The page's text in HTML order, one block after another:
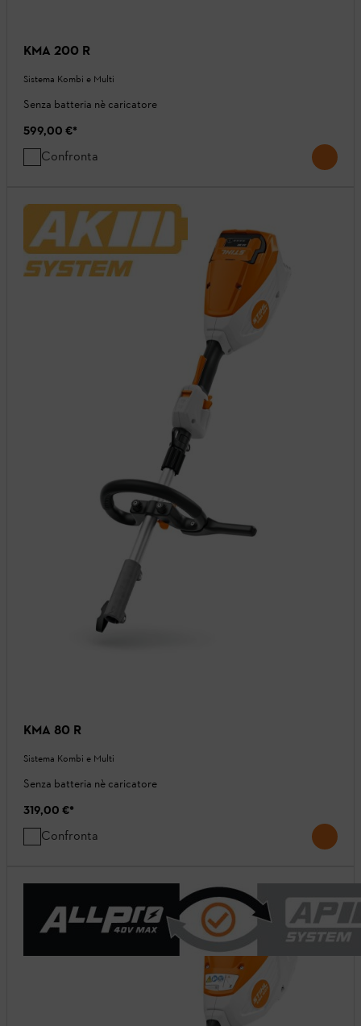
KMA 200 R
Sistema Kombi e Multi
Senza batteria nè caricatore
599,00 €*
Confronta
KMA 80 R
Sistema Kombi e Multi
Senza batteria nè caricatore
319,00 €*
Confronta